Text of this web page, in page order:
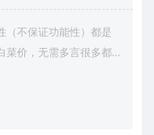
（不保证功能性）都是
菜价，无需多言很多都